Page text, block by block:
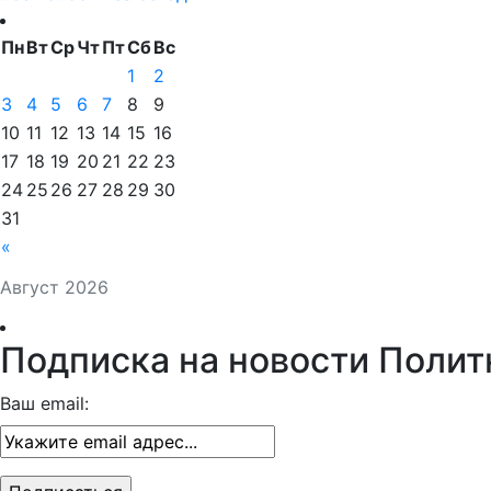
Август 2026
ПнВтСрЧтПтСбВс
«
1
2
3
4 5 6 7 8
9
10 11 12 13 14 15 16
17 18 19 20 21 22 23
24 25 26 27 28 29 30
31
Подписка на новости
Ваш email: